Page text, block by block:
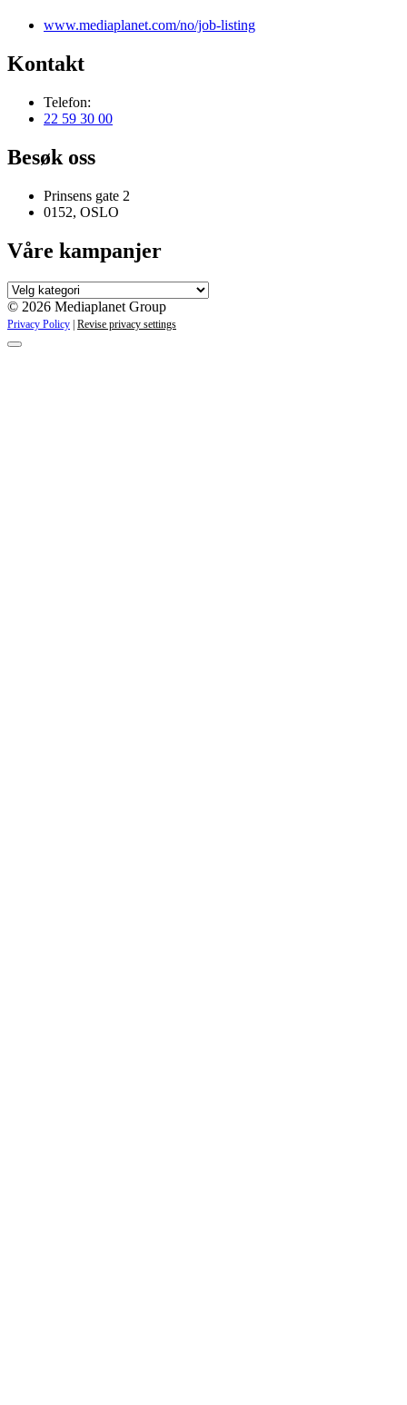
www.mediaplanet.com/no/job-listing
Kontakt
Telefon:
22 59 30 00
Besøk oss
Prinsens gate 2
0152, OSLO
Våre kampanjer
Våre
kampanjer
© 2026 Mediaplanet Group
Privacy Policy | Revise privacy settings